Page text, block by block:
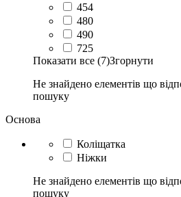
454
480
490
725
Показати все (7)Згорнути
Не знайдено елементів що
пошуку
Основа
Коліщатка
Ніжки
Не знайдено елементів що
пошуку